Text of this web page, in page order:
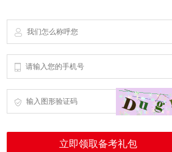
立即领取备考礼包